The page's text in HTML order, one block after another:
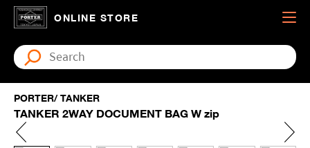
ONLINE STORE
PORTER/ TANKER
TANKER 2WAY DOCUMENT BAG W zip